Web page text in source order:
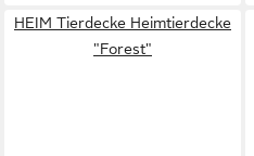
HEIM Tierdecke Heimtierdecke
"Forest"